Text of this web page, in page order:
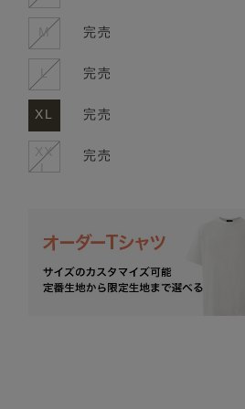
M 完売
L 完売
XL 完売
XX
完売